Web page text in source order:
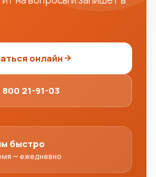
онлайн
800 21-91-03
быстро
— ежедневно